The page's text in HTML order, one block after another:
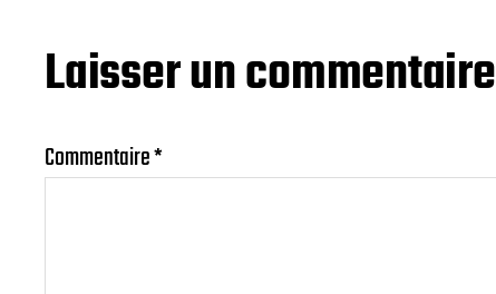
Laisser un commentaire
Commentaire*